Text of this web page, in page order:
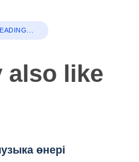
also like
өнері